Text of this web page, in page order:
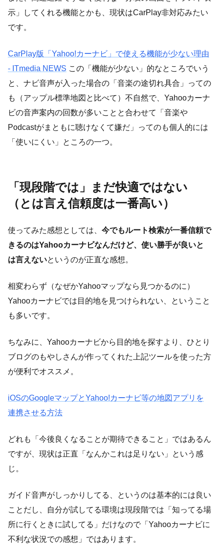
示」してくれる機能とかも、現状はCarPlay非対応みたい
です。
CarPlay版「Yahoo!カーナビ」で使える機能が少ない理由
- ITmedia NEWS この「機能が少ない」的なところでいう
と、ナビ音声が入った場合の「音楽の途切れ具合」っての
も（アップル標準地図と比べて）不自然で、Yahooカーナ
ビの音声案内の回数が多いことと合わせて「音楽や
Podcastがまともに聴けなくて嫌だ」ってのも個人的には
「使いにくい」ところの一つ。
「現段階では」まだ快適ではない
（とは言え信頼度は一番高い）
使ってみた感想としては、 今でもルート検索が一番信頼で
きるのはYahooカーナビなんだけど、使い勝手が良いと
は言えないというのが正直な感想。
相変わらず（なぜかYahooマップなら見つかるのに）
Yahooカーナビでは目的地を見つけられない、ということ
も多いです。
ちなみに、Yahooカーナビから目的地を探すより、ひとり
ブログのもやしさんが作ってくれた上記ツールを使った方
が便利でオススメ。
iOSのGoogleマップとYahoo!カーナビ等の地図アプリを
連携させる方法
どれも「今後良くなることが期待できること」ではあるん
ですが、現状は正直「なんかこれは足りない」という感
じ。
ガイド音声がしっかりしてる、というのは基本的には良い
ことだし、自分が試してる環境は現段階では「知ってる場
所に行くときに試してる」だけなので「Yahooカーナビに
不利な状況での感想」ではあります。